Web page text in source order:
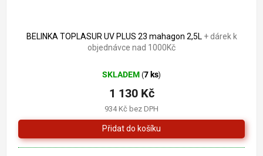
BELINKA TOPLASUR UV PLUS 23 mahagon 2,5L + dárek k
objednávce nad 1000Kč
SKLADEM (7 ks)
934 Kč bez DPH
1 130 Kč